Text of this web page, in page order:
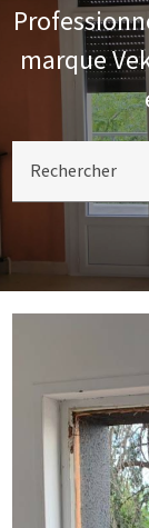
marque
Rechercher